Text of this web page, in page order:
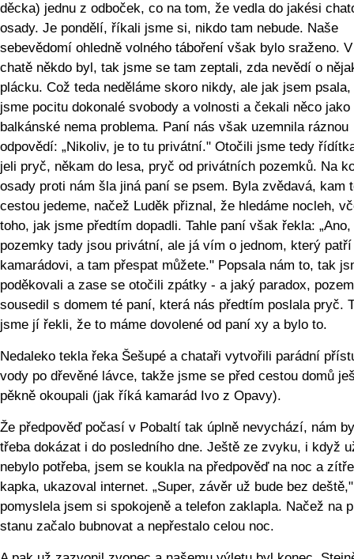
děcka) jednu z odboček, co na tom, že vedla do jakési
osady. Je pondělí, říkali jsme si, nikdo tam nebude. Naše
sebevědomí ohledně volného táboření však bylo sraženo.
chatě někdo byl, tak jsme se tam zeptali, zda nevědí o
plácku. Což teda neděláme skoro nikdy, ale jak jsem
jsme pocitu dokonalé svobody a volnosti a čekali něco jako
balkánské nema problema. Paní nás však uzemnila ráznou
odpovědí: „Nikoliv, je to tu privátní." Otočili jsme tedy
jeli pryč, někam do lesa, pryč od privátních pozemků. Na
osady proti nám šla jiná paní se psem. Byla zvědavá, kam
cestou jedeme, načež Luděk přiznal, že hledáme nocleh,
toho, jak jsme předtím dopadli. Tahle paní však řekla: „Ano,
pozemky tady jsou privátní, ale já vím o jednom, který patří
kamarádovi, a tam přespat můžete." Popsala nám to, tak
poděkovali a zase se otočili zpátky - a jaký paradox,
sousedil s domem té paní, která nás předtím poslala pryč.
jsme jí řekli, že to máme dovolené od paní xy a bylo to.
Nedaleko tekla řeka Šešupé a chataři vytvořili parádní
vody po dřevěné lávce, takže jsme se před cestou domů
pěkně okoupali (jak říká kamarád Ivo z Opavy).
Že předpověď počasí v Pobaltí tak úplně nevychází, nám
třeba dokázat i do posledního dne. Ještě ze zvyku, i když
nebylo potřeba, jsem se koukla na předpověď na noc a
kapka, ukazoval internet. „Super, závěr už bude bez deště,"
pomyslela jsem si spokojeně a telefon zaklapla. Načež na
stanu začalo bubnovat a nepřestalo celou noc.